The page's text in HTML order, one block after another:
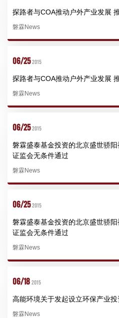
探路者与COA推动户外产业发展
磐霖News
06/25 2015
探路者与COA推动户外产业发展
磐霖News
06/25 2015
磐霖盛泰基金投资的北京盛世骄
证监会无条件通过
磐霖News
06/25 2015
磐霖盛泰基金投资的北京盛世骄
证监会无条件通过
磐霖News
06/18 2015
高能环境关于发起设立环保产业
磐霖News